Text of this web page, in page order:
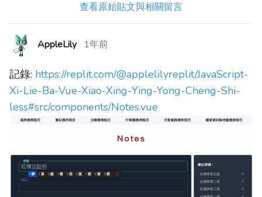
查看原始貼文與相關留言
AppleLily 1年前
記錄: https://replit.com/@applelilyreplit/JavaScript-
Xi-Lie-Ba-Vue-Xiao-Xing-Ying-Yong-Cheng-Shi-
less#src/components/Notes.vue